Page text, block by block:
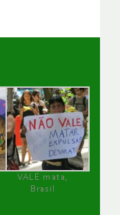
VALE mata,
Brasil